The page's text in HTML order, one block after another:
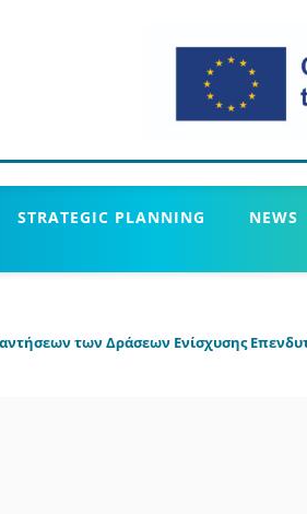
STRATEGIC PLANNING NEWS
των Δράσεων Ενίσχυσης